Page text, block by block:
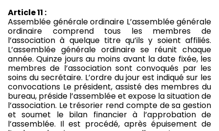
Article 11 :
Assemblée générale ordinaire L’assemblée générale
ordinaire comprend tous les membres de
l’association à quelque titre qu’ils y soient affiliés.
L’assemblée générale ordinaire se réunit chaque
année. Quinze jours au moins avant la date fixée, les
membres de l’association sont convoqués par les
soins du secrétaire. L’ordre du jour est indiqué sur les
convocations Le président, assisté des membres du
bureau, préside l’assemblée et expose la situation de
l’association. Le trésorier rend compte de sa gestion
et soumet le bilan financier à l’approbation de
l’assemblée. Il est procédé, après épuisement de